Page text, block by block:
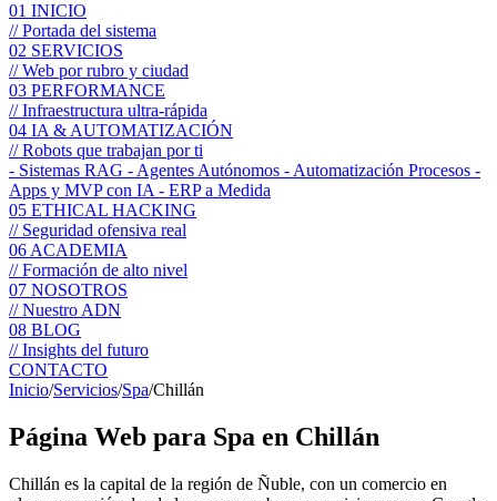
01 INICIO
// Portada del sistema
02 SERVICIOS
// Web por rubro y ciudad
03 PERFORMANCE
// Infraestructura ultra-rápida
04 IA & AUTOMATIZACIÓN
// Robots que trabajan por ti
- Sistemas RAG - Agentes Autónomos - Automatización Procesos -
Apps y MVP con IA - ERP a Medida
05 ETHICAL HACKING
// Seguridad ofensiva real
06 ACADEMIA
// Formación de alto nivel
07 NOSOTROS
// Nuestro ADN
08 BLOG
// Insights del futuro
CONTACTO
Inicio/Servicios/Spa/Chillán
Página Web para Spa en Chillán
Chillán es la capital de la región de Ñuble, con un comercio en